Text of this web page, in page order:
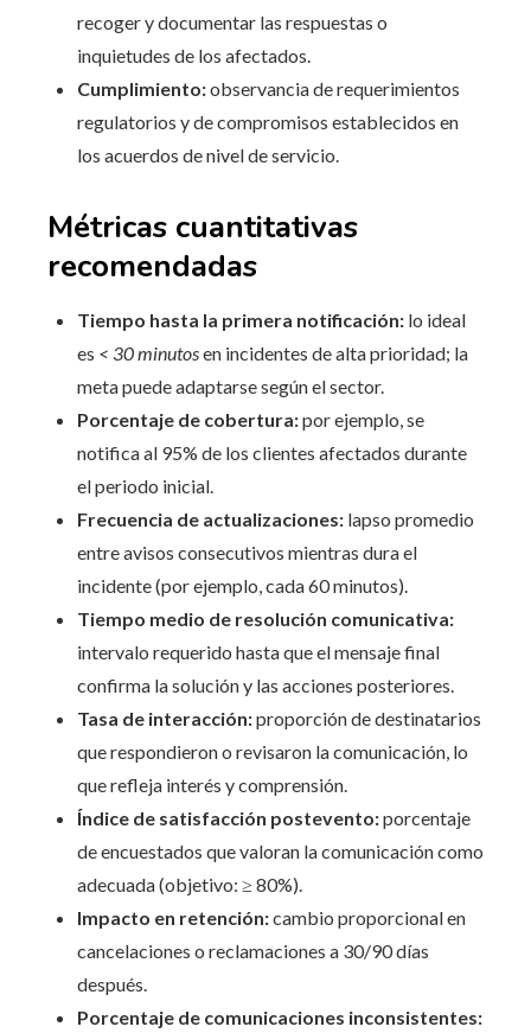
recoger y documentar las respuestas o
inquietudes de los afectados.
Cumplimiento:observancia de requerimientos
regulatorios y de compromisos establecidos en
los acuerdos de nivel de servicio.
Métricas cuantitativas
recomendadas
Tiempo hasta la primera notificación: lo ideal
es < 30 minutosen incidentes de alta prioridad; la
meta puede adaptarse según el sector.
Porcentaje de cobertura:por ejemplo, se
notifica al 95% de los clientes afectados durante
el periodo inicial.
Frecuencia de actualizaciones: lapso promedio
entre avisos consecutivos mientras dura el
incidente (por ejemplo, cada 60 minutos).
Tiempo medio de resolución comunicativa:
intervalo requerido hasta que el mensaje final
confirma la solución y las acciones posteriores.
Tasa de interacción:proporción de destinatarios
que respondieron o revisaron la comunicación, lo
que refleja interés y comprensión.
Índice de satisfacción postevento:porcentaje
de encuestados que valoran la comunicación como
adecuada (objetivo: ≥ 80%).
Impacto en retención:cambio proporcional en
cancelaciones o reclamaciones a 30/90 días
después.
Porcentaje de comunicaciones inconsistentes: